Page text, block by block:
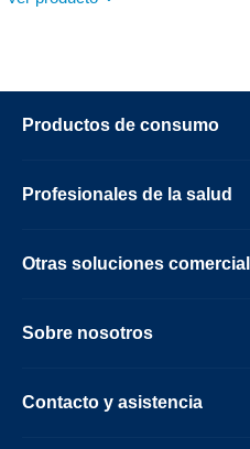
Productos de consumo
Profesionales de la salud
Otras soluciones
Sobre nosotros
Contacto y asistencia